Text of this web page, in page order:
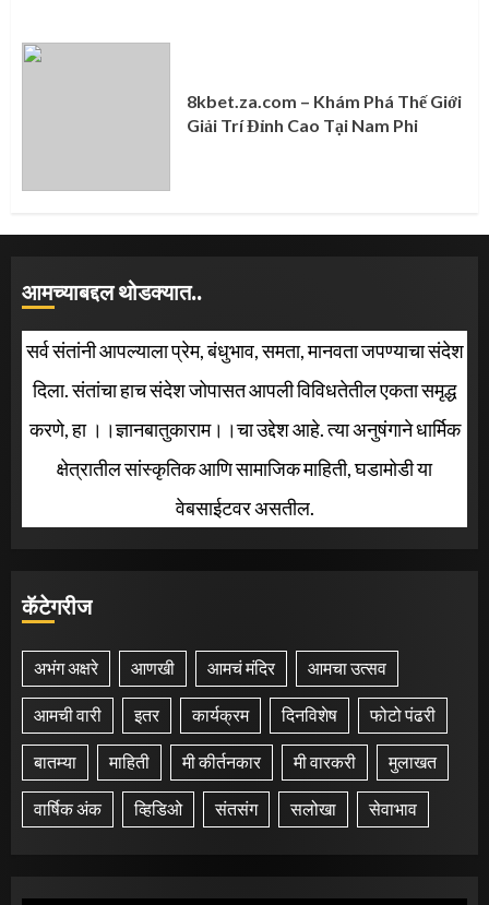
8kbet.za.com – Khám Phá Thế Giới
Giải Trí Đỉnh Cao Tại Nam Phi
आमच्याबद्दल थोडक्यात..
सर्व संतांनी आपल्याला प्रेम, बंधुभाव, समता, मानवता जपण्याचा संदेश
दिला. संतांचा हाच संदेश जोपासत आपली विविधतेतील एकता समृद्ध
करणे, हा ।।ज्ञानबातुकाराम।।चा उद्देश आहे. त्या अनुषंगाने धार्मिक
क्षेत्रातील सांस्कृतिक आणि सामाजिक माहिती, घडामोडी या
वेबसाईटवर असतील.
कॅटेगरीज
अभंग अक्षरे आणखी आमचं मंदिर आमचा उत्सव
आमची वारी इतर कार्यक्रम दिनविशेष फोटो पंढरी
बातम्या माहिती मी कीर्तनकार मी वारकरी मुलाखत
वार्षिक अंक व्हिडिओ संतसंग सलोखा सेवाभाव